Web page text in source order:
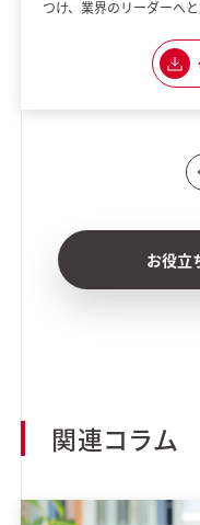
つけ、業界のリーダーへ
した内容 ・実際に現場で
の普及に課題を感じてい
お役立
関連コラム